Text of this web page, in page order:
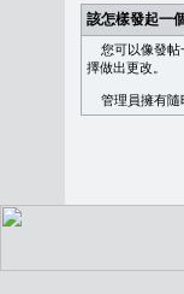
該怎樣發起一
您可以像發帖
擇做出更改。
管理員擁有隨